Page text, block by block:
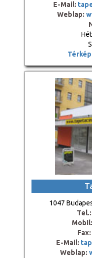
E-Mail:
Weblap:
1047
Tel.:
Mobil:
Fax:
E-Mail:
Weblap: